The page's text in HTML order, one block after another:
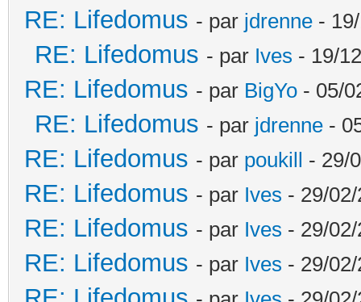
RE: Lifedomus - par jdrenne -
RE: Lifedomus - par Ives - 19/
RE: Lifedomus - par BigYo - 05/
RE: Lifedomus - par jdrenne -
RE: Lifedomus - par poukill - 29/
RE: Lifedomus - par Ives - 29/
RE: Lifedomus - par Ives - 29/
RE: Lifedomus - par Ives - 29/